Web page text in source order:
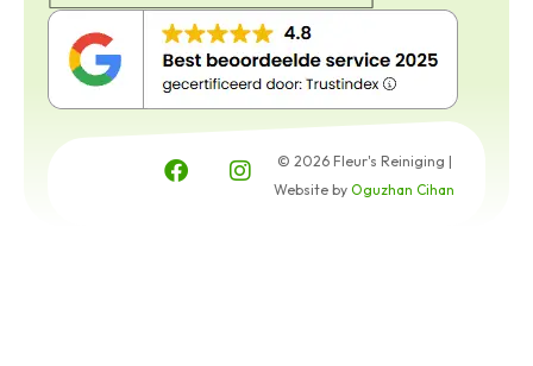
© 2026 Fleur's Reiniging |
Website by Oguzhan Cihan